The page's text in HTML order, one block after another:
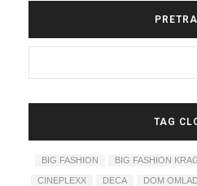
TAG
BIG FASHION BIG FASHION
CINEPLEXX DECA DOM